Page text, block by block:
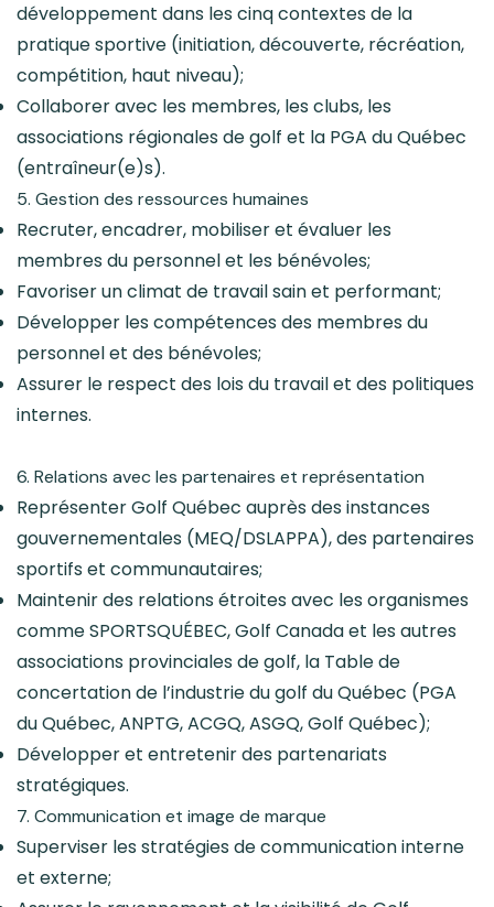
développement dans les cinq contextes de la
pratique sportive (initiation, découverte, récréation,
compétition, haut niveau);
Collaborer avec les membres, les clubs, les
associations régionales de golf et la PGA du Québec
(entraîneur(e)s).
5. Gestion des ressources humaines
Recruter, encadrer, mobiliser et évaluer les
membres du personnel et les bénévoles;
Favoriser un climat de travail sain et performant;
Développer les compétences des membres du
personnel et des bénévoles;
Assurer le respect des lois du travail et des politiques
internes.
6. Relations avec les partenaires et représentation
Représenter Golf Québec auprès des instances
gouvernementales (MEQ/DSLAPPA), des partenaires
sportifs et communautaires;
Maintenir des relations étroites avec les organismes
comme SPORTSQUÉBEC, Golf Canada et les autres
associations provinciales de golf, la Table de
concertation de l’industrie du golf du Québec (PGA
du Québec, ANPTG, ACGQ, ASGQ, Golf Québec);
Développer et entretenir des partenariats
stratégiques.
7. Communication et image de marque
Superviser les stratégies de communication interne
et externe;